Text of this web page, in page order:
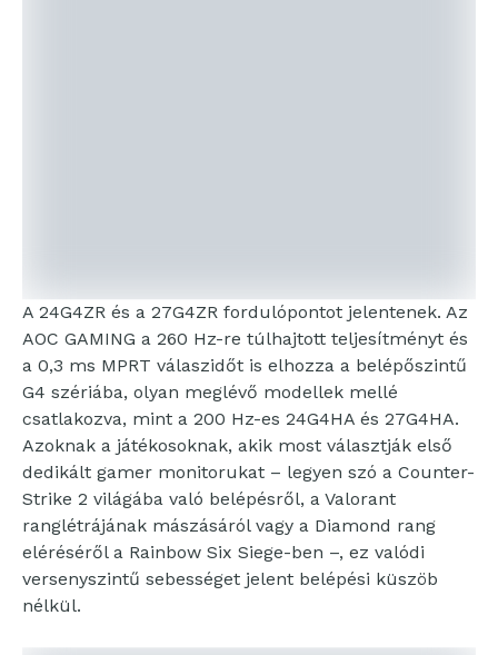
A 24G4ZR és a 27G4ZR fordulópontot jelentenek. Az
AOC GAMING a 260 Hz-re túlhajtott teljesítményt és
a 0,3 ms MPRT válaszidőt is elhozza a belépőszintű
G4 szériába, olyan meglévő modellek mellé
csatlakozva, mint a 200 Hz-es 24G4HA és 27G4HA.
Azoknak a játékosoknak, akik most választják első
dedikált gamer monitorukat – legyen szó a Counter-
Strike 2 világába való belépésről, a Valorant
ranglétrájának mászásáról vagy a Diamond rang
eléréséről a Rainbow Six Siege-ben –, ez valódi
versenyszintű sebességet jelent belépési küszöb
nélkül.